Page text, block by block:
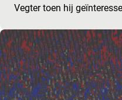
Vegter toen hij